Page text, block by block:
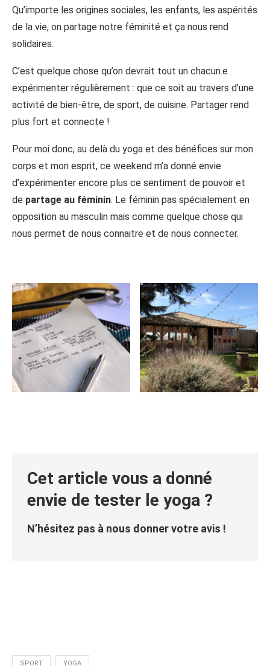
Qu’importe les origines sociales, les enfants, les aspérités
de la vie, on partage notre féminité et ça nous rend
solidaires.
C’est quelque chose qu’on devrait tout un chacun.e
expérimenter régulièrement : que ce soit au travers d’une
activité de bien-être, de sport, de cuisine. Partager rend
plus fort et connecte !
Pour moi donc, au delà du yoga et des bénéfices sur mon
corps et mon esprit, ce weekend m’a donné envie
d’expérimenter encore plus ce sentiment de pouvoir et
de partage au féminin. Le féminin pas spécialement en
opposition au masculin mais comme quelque chose qui
nous permet de nous connaitre et de nous connecter.
Cet article vous a donné
envie de tester le yoga ?
N’hésitez pas à nous donner votre avis !
SPORT YOGA